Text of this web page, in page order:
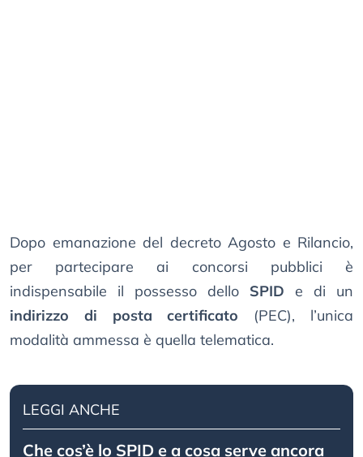
Dopo emanazione del decreto Agosto e Rilancio,
per partecipare ai concorsi pubblici è
indispensabile il possesso dello SPID e di un
indirizzo di posta certificato (PEC), l’unica
modalità ammessa è quella telematica.
LEGGI ANCHE
Che cos’è lo SPID e a cosa serve ancora